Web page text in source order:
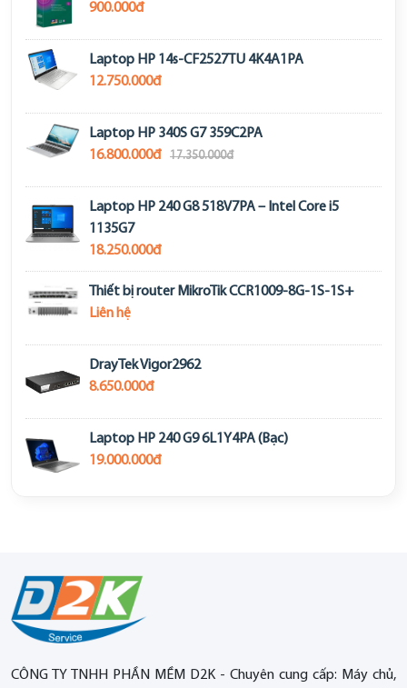
900.000đ
Laptop HP 14s-CF2527TU 4K4A1PA
12.750.000đ
Laptop HP 340S G7 359C2PA
16.800.000đ
17.350.000đ
Laptop HP 240 G8 518V7PA – Intel Core i5
1135G7
18.250.000đ
Thiết bị router MikroTik CCR1009-8G-1S-1S+
Liên hệ
DrayTek Vigor2962
8.650.000đ
Laptop HP 240 G9 6L1Y4PA (Bạc)
19.000.000đ
CÔNG TY TNHH PHẦN MỀM D2K - Chuyên cung cấp: Máy chủ,